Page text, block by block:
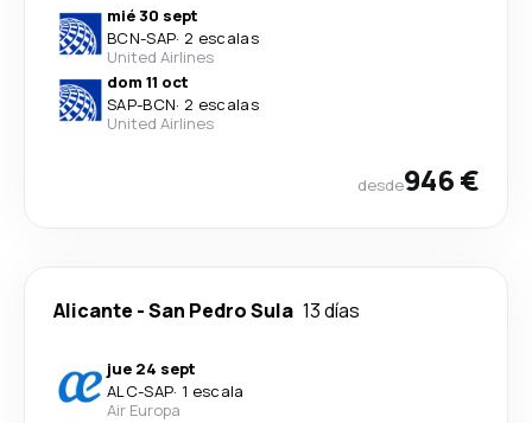
mié 30 sept
BCN-SAP· 2 escalas
United Airlines
dom 11 oct
SAP-BCN· 2 escalas
United Airlines
desde946 €
Alicante -San Pedro Sula 13 días
jue 24 sept
ALC-SAP· 1 escala
Air Europa